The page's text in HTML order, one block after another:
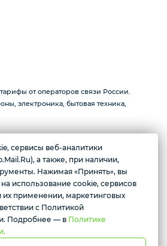
от операторов связи России.
электроника, бытовая техника,
Генерала Острякова, 233
17:00
Условия доставки
сервисы веб-аналитики
а также, при наличии,
Нажимая «Принять», вы
использование cookie, сервисов
их применении, маркетинговых
с Политикой
Подробнее — в Политике
сотрудника
Нет